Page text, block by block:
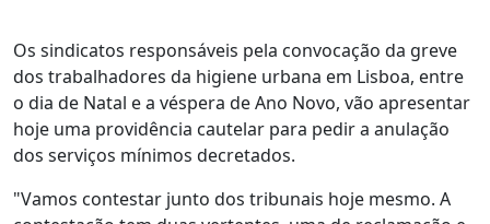
Os sindicatos responsáveis pela convocação da greve
dos trabalhadores da higiene urbana em Lisboa, entre
o dia de Natal e a véspera de Ano Novo, vão apresentar
hoje uma providência cautelar para pedir a anulação
dos serviços mínimos decretados.
"Vamos contestar junto dos tribunais hoje mesmo. A